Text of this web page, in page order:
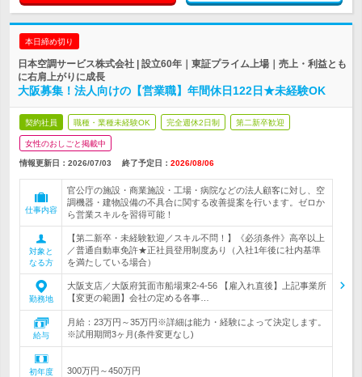
本日締め切り
日本空調サービス株式会社 | 設立60年｜東証プライム上場｜売上・利益とも
に右肩上がりに成長
大阪募集！法人向けの【営業職】年間休日122日★未経験OK
契約社員 職種・業種未経験OK 完全週休2日制 第二新卒歓迎
女性のおしごと掲載中
情報更新日：2026/07/03 終了予定日： 2026/08/06
仕事内容
官公庁の施設・商業施設・工場・病院などの法人顧客に対し、空
調機器・建物設備の不具合に関する改善提案を行います。ゼロか
ら営業スキルを習得可能！
対象と
なる方
【第二新卒・未経験歓迎／スキル不問！】《必須条件》高卒以上
／普通自動車免許★正社員登用制度あり（入社1年後に社内基準
を満たしている場合）
勤務地
大阪支店／大阪府箕面市船場東2-4-56 【雇入れ直後】上記事業所
【変更の範囲】会社の定める各事…
給与
月給：23万円～35万円※詳細は能力・経験によって決定します。
※試用期間3ヶ月(条件変更なし)
初年度
300万円～450万円